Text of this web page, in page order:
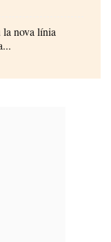
la nova línia